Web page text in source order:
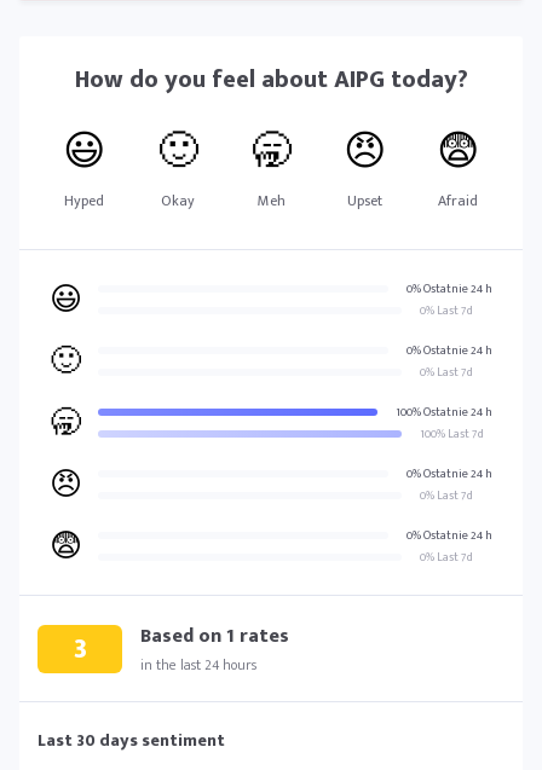
How do you feel aboutAIPG today?
😃
Hyped
🙂
Okay
🥱
Meh
😠
Upset
😨
Afraid
😃
0% Ostatnie 24 h
0% Last 7d
🙂
0% Ostatnie 24 h
0% Last 7d
🥱
100% Ostatnie 24 h
100% Last 7d
😠
0% Ostatnie 24 h
0% Last 7d
😨
0% Ostatnie 24 h
0% Last 7d
3 Based on1 rates
in the last 24 hours
Last 30 days sentiment